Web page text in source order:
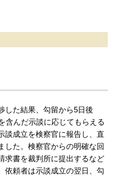
した結果、勾留から5日後
含んだ示談に応じてもらえる
談成立を検察官に報告し、直
した。検察官からの明確な回
求書を裁判所に提出するなど
依頼者は示談成立の翌日、勾